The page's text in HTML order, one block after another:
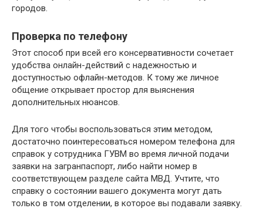
городов.
Проверка по телефону
Этот способ при всей его консервативности сочетает
удобства онлайн-действий с надежностью и
доступностью офлайн-методов. К тому же личное
общение открывает простор для выяснения
дополнительных нюансов.
Для того чтобы воспользоваться этим методом,
достаточно поинтересоваться номером телефона для
справок у сотрудника ГУВМ во время личной подачи
заявки на загранпаспорт, либо найти номер в
соответствующем разделе сайта МВД. Учтите, что
справку о состоянии вашего документа могут дать
только в том отделении, в которое вы подавали заявку.